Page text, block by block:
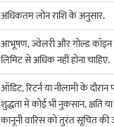
अधिकतम लोन राशि के अनुसार.
आभूषण, ज्वेलरी और गोल्ड
लिमिट से अधिक नहीं होना चाहिए.
ऑडिट, रिटर्न या नीलामी के
शुद्धता में कोई भी नुकसान, क्षति
कानूनी वारिस को तुरंत सूचित